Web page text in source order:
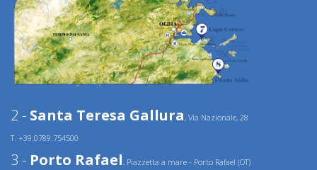
2 - Santa Teresa Gallura, Via Nazionale, 28
T. +39.0789.754500
3 - Porto Rafael, Piazzetta a mare - Porto Rafael (OT)